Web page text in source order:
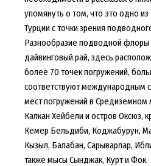
упомянуть о том, что это одно
Турции с точки зрения
Разнообразие подводной флоры
дайвинговый рай, здесь
более 70 точек погружений,
соответствуют международным
мест погружений в Средиземном
Калкан Хейбели и остров Оксюз,
Кемер Бельдиби, Коджабурун,
Кызыл, Балабан, Сарыварлар,
также мысы Сынджак, Курт и Фок.